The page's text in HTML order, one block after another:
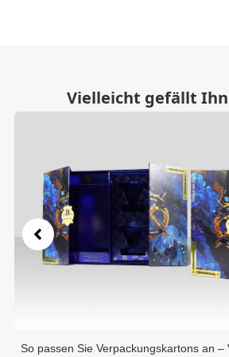
Vielleicht gefällt
So passen Sie Verpackungskartons an